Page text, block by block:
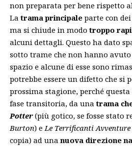
non preparata per bene rispetto
La trama principale parte con
ma si chiude in modotroppo
alcuni dettagli. Questo ha dato
sotto trame che non hanno
spazio e alcune di esse sono
potrebbe essere un difetto che si
prossima stagione, perché
fase transitoria, da unatrama
Potter(più gotico, se fosse stato
Burton) eLe Terrificanti
copia) ad unanuova direzione